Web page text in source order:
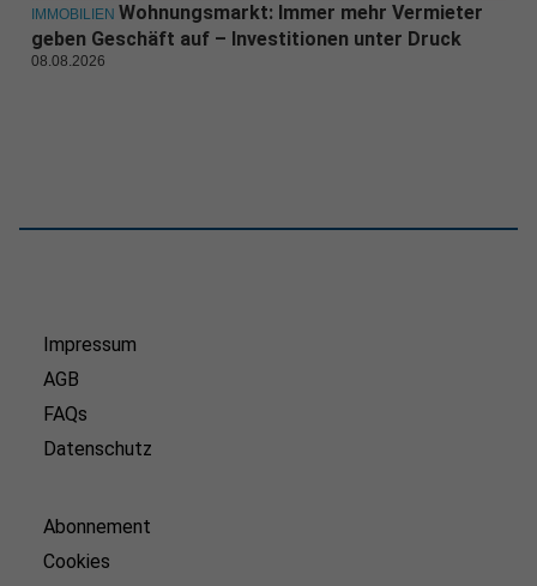
IMMOBILIEN Wohnungsmarkt: Immer mehr Vermieter
geben Geschäft auf – Investitionen unter Druck
08.08.2026
Impressum
AGB
FAQs
Datenschutz
Abonnement
Cookies